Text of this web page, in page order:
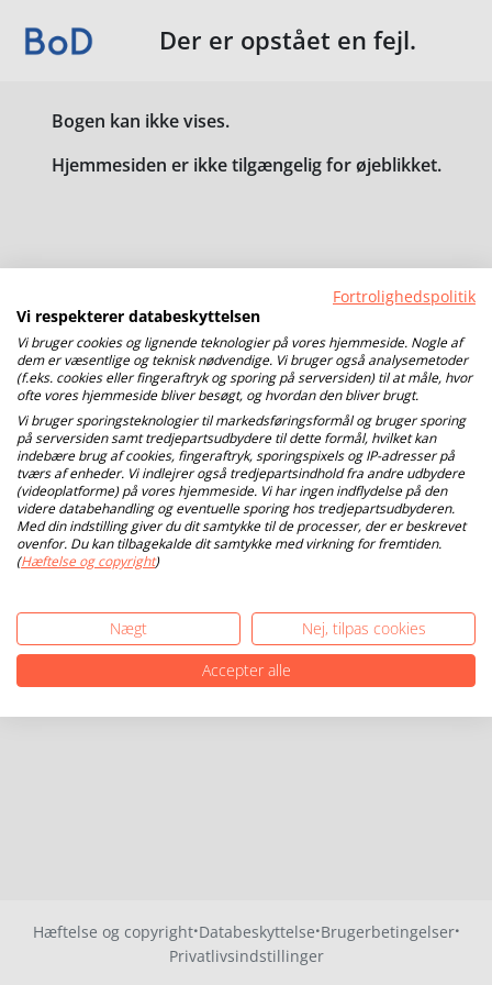
Der er opstået en fejl.
Bogen kan ikke vises.
Hjemmesiden er ikke tilgængelig for øjeblikket.
Hæftelse og copyright·Databeskyttelse·Brugerbetingelser·
Privatlivsindstillinger
Fortrolighedspolitik
Vi respekterer databeskyttelsen
Vi bruger cookies og lignende teknologier på vores hjemmeside. Nogle af
dem er væsentlige og teknisk nødvendige. Vi bruger også analysemetoder
(f.eks. cookies eller fingeraftryk og sporing på serversiden) til at måle, hvor
ofte vores hjemmeside bliver besøgt, og hvordan den bliver brugt.
Vi bruger sporingsteknologier til markedsføringsformål og bruger sporing
på serversiden samt tredjepartsudbydere til dette formål, hvilket kan
indebære brug af cookies, fingeraftryk, sporingspixels og IP-adresser på
tværs af enheder. Vi indlejrer også tredjepartsindhold fra andre udbydere
(videoplatforme) på vores hjemmeside. Vi har ingen indflydelse på den
videre databehandling og eventuelle sporing hos tredjepartsudbyderen.
Med din indstilling giver du dit samtykke til de processer, der er beskrevet
ovenfor. Du kan tilbagekalde dit samtykke med virkning for fremtiden.
(Hæftelse og copyright)
Nægt
Nej, tilpas cookies
Accepter alle